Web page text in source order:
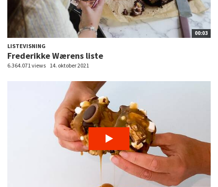
00:03
LISTEVISNING
Frederikke Wærens liste
6.364.071 views 14. oktober 2021